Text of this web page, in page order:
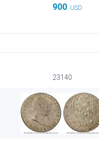
900 USD
23140